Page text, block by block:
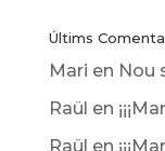
Últims
Mari en Nou
Raül en
Raül en